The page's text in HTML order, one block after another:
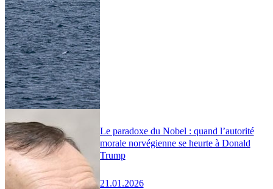
Le paradoxe du Nobel : quand l’autorité
morale norvégienne se heurte à Donald
Trump
21.01.2026